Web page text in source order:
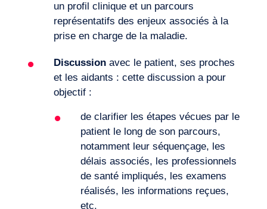
un profil clinique et un parcours
représentatifs des enjeux associés à la
prise en charge de la maladie.
Discussionavec le patient, ses proches
et les aidants : cette discussion a pour
objectif :
de clarifier les étapes vécues par le
patient le long de son parcours,
notamment leur séquençage, les
délais associés, les professionnels
de santé impliqués, les examens
réalisés, les informations reçues,
etc.